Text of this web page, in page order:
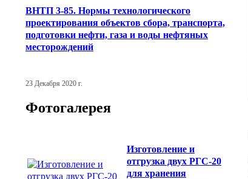
ВНТП 3-85. Нормы технологического
проектирования объектов сбора, транспорта,
подготовки нефти, газа и воды нефтяных
месторождений
23 Декабря 2020 г.
Фотогалерея
Изготовление и
отгрузка двух РГС-20
для хранения